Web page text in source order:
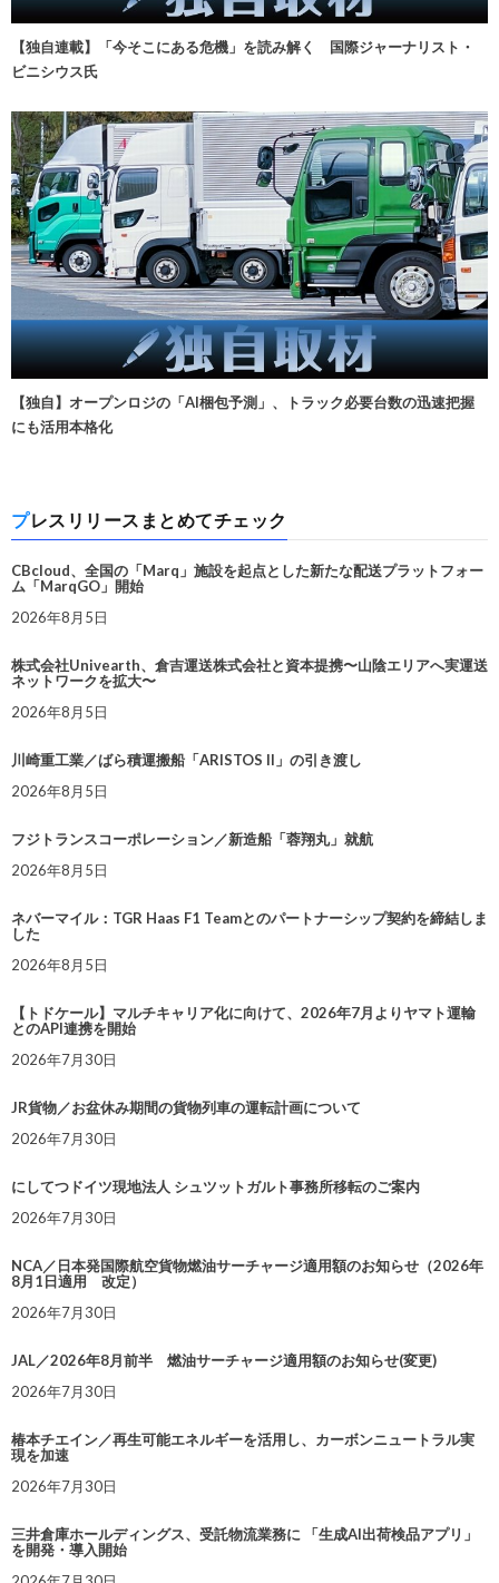
【独自連載】「今そこにある危機」を読み解く 国際ジャーナリスト・
ビニシウス氏
【独自】オープンロジの「AI梱包予測」、トラック必要台数の迅速把握
にも活用本格化
プレスリリースまとめてチェック
CBcloud、全国の「Marq」施設を起点とした新たな配送プラットフォー
ム「MarqGO」開始
2026年8月5日
株式会社Univearth、倉吉運送株式会社と資本提携〜山陰エリアへ実運送
ネットワークを拡大〜
2026年8月5日
川崎重工業／ばら積運搬船「ARISTOS II」の引き渡し
2026年8月5日
フジトランスコーポレーション／新造船「蓉翔丸」就航
2026年8月5日
ネバーマイル：TGR Haas F1 Teamとのパートナーシップ契約を締結しま
した
2026年8月5日
【トドケール】マルチキャリア化に向けて、2026年7月よりヤマト運輸
とのAPI連携を開始
2026年7月30日
JR貨物／お盆休み期間の貨物列車の運転計画について
2026年7月30日
にしてつドイツ現地法人 シュツットガルト事務所移転のご案内
2026年7月30日
NCA／日本発国際航空貨物燃油サーチャージ適用額のお知らせ（2026年
8月1日適用 改定）
2026年7月30日
JAL／2026年8月前半 燃油サーチャージ適用額のお知らせ(変更)
2026年7月30日
椿本チエイン／再生可能エネルギーを活用し、カーボンニュートラル実
現を加速
2026年7月30日
三井倉庫ホールディングス、受託物流業務に 「生成AI出荷検品アプリ」
を開発・導入開始